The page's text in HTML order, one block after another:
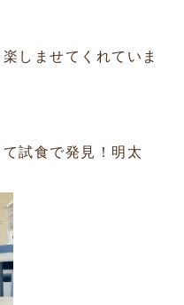
しませてくれていま
試食で発見！明太